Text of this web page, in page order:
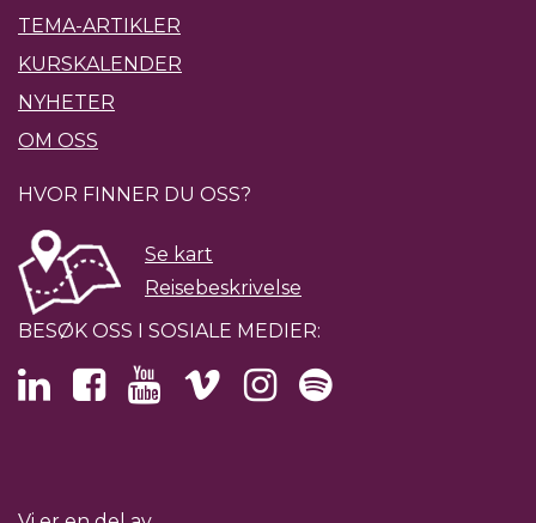
TEMA-ARTIKLER
KURSKALENDER
NYHETER
OM OSS
HVOR FINNER DU OSS?
Se kart
Reisebeskrivelse
BESØK OSS I SOSIALE MEDIER: